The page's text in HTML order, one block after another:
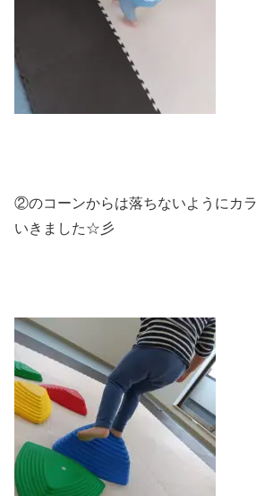
②のコーンからは落ちないようにカ
いきました☆彡